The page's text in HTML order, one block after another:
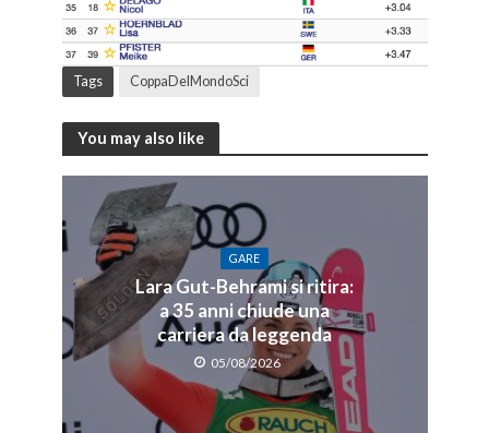
Tags CoppaDelMondoSci
You may also like
GARE
Lara Gut-Behrami si ritira:
a 35 anni chiude una
carriera da leggenda
05/08/2026